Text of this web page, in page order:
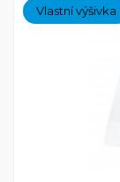
Vlastní výšivka